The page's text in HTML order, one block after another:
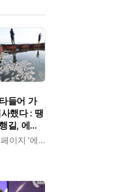
들어 가
했다 : 땡
길, 에어
'대피'
앱 '그늘로', 웹페이지 '에어컨 정거장'